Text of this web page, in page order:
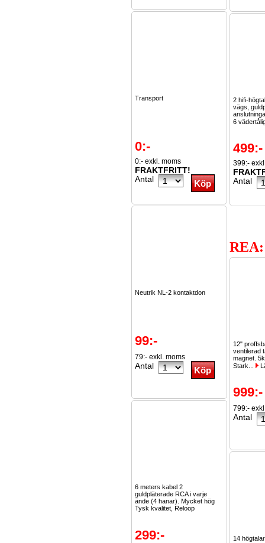
Transport
0:-
0:- exkl. moms
FRAKTFRITT!
Antal
Neutrik NL-2 kontaktdon
99:-
79:- exkl. moms
Antal
6 meters kabel 2
guldpläterade RCA i varje
ände (4 hanar). Mycket hög
Tysk kvalitet, Reloop
299:-
2 hifi-
vägs,
6
499:-
399:-
Antal
REA:
12"
ventilerad
magnet.
Stark...
999:-
799:-
Antal
14